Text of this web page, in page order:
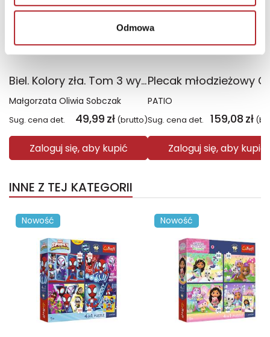
Odmowa
Biel. Kolory zła. Tom 3 wyd. 2025
Małgorzata Oliwia Sobczak
Sug. cena det. 49,99 zł (brutto)
Zaloguj się, aby kupić
PATIO
Sug. cena det. 159,08 zł
Zaloguj się, aby kupić
INNE Z TEJ KATEGORII
Nowość Nowość